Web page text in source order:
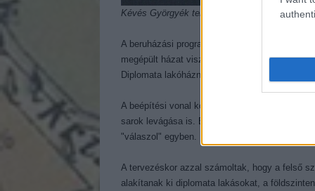
Kévés Györgyék tervének modellfotója. Kép:
A beruházási program - Balázs György és
megépült házat viszont már Jánossy György
Diplomata lakóháznak épült fel 1979 és 1981
A beépítési vonal követi a második
sarok levágása is. Ez a tört sarok egyben a
"válaszol" egyben.
A tervezéskor azzal számoltak, hogy a felső
alakítanak ki diplomata lakásokat, a